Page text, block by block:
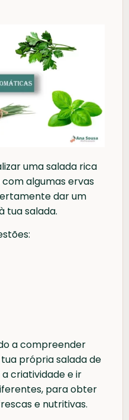
uma salada rica
algumas ervas
dar um
tua salada.
a compreender
própria salada de
criatividade e ir
para obter
e nutritivas.